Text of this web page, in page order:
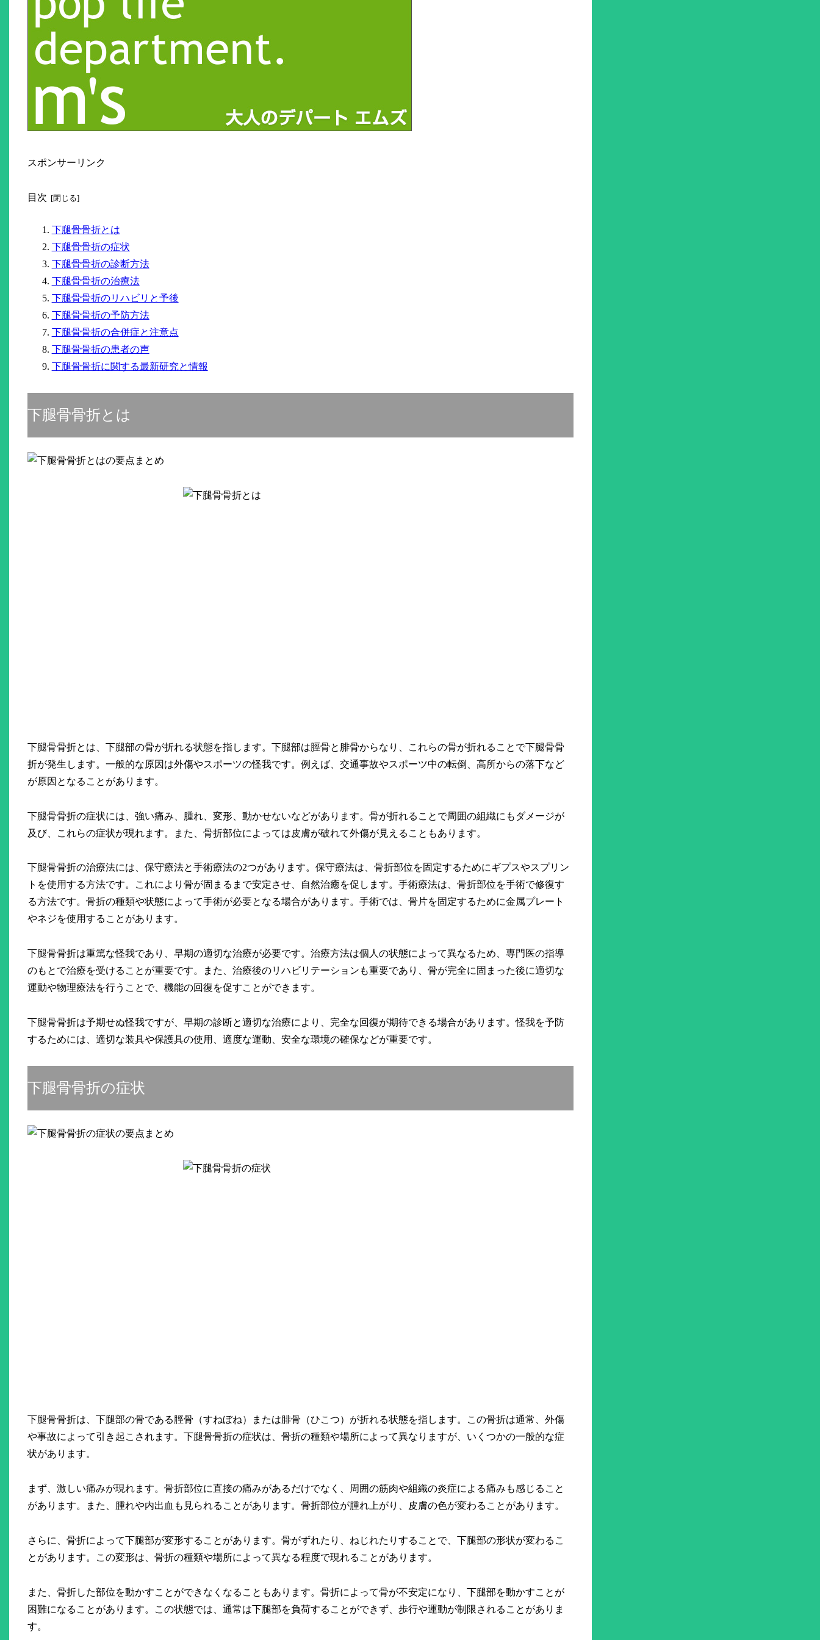
スポンサーリンク
目次
下腿骨骨折とは
下腿骨骨折の症状
下腿骨骨折の診断方法
下腿骨骨折の治療法
下腿骨骨折のリハビリと予後
下腿骨骨折の予防方法
下腿骨骨折の合併症と注意点
下腿骨骨折の患者の声
下腿骨骨折に関する最新研究と情報
下腿骨骨折とは
下腿骨骨折とは、下腿部の骨が折れる状態を指します。下腿部は脛骨と腓骨からなり、これらの骨が折れることで下腿骨骨
折が発生します。一般的な原因は外傷やスポーツの怪我です。例えば、交通事故やスポーツ中の転倒、高所からの落下など
が原因となることがあります。
下腿骨骨折の症状には、強い痛み、腫れ、変形、動かせないなどがあります。骨が折れることで周囲の組織にもダメージが
及び、これらの症状が現れます。また、骨折部位によっては皮膚が破れて外傷が見えることもあります。
下腿骨骨折の治療法には、保守療法と手術療法の2つがあります。保守療法は、骨折部位を固定するためにギプスやスプリン
トを使用する方法です。これにより骨が固まるまで安定させ、自然治癒を促します。手術療法は、骨折部位を手術で修復す
る方法です。骨折の種類や状態によって手術が必要となる場合があります。手術では、骨片を固定するために金属プレート
やネジを使用することがあります。
下腿骨骨折は重篤な怪我であり、早期の適切な治療が必要です。治療方法は個人の状態によって異なるため、専門医の指導
のもとで治療を受けることが重要です。また、治療後のリハビリテーションも重要であり、骨が完全に固まった後に適切な
運動や物理療法を行うことで、機能の回復を促すことができます。
下腿骨骨折は予期せぬ怪我ですが、早期の診断と適切な治療により、完全な回復が期待できる場合があります。怪我を予防
するためには、適切な装具や保護具の使用、適度な運動、安全な環境の確保などが重要です。
下腿骨骨折の症状
下腿骨骨折は、下腿部の骨である脛骨（すねぼね）または腓骨（ひこつ）が折れる状態を指します。この骨折は通常、外傷
や事故によって引き起こされます。下腿骨骨折の症状は、骨折の種類や場所によって異なりますが、いくつかの一般的な症
状があります。
まず、激しい痛みが現れます。骨折部位に直接の痛みがあるだけでなく、周囲の筋肉や組織の炎症による痛みも感じること
があります。また、腫れや内出血も見られることがあります。骨折部位が腫れ上がり、皮膚の色が変わることがあります。
さらに、骨折によって下腿部が変形することがあります。骨がずれたり、ねじれたりすることで、下腿部の形状が変わるこ
とがあります。この変形は、骨折の種類や場所によって異なる程度で現れることがあります。
また、骨折した部位を動かすことができなくなることもあります。骨折によって骨が不安定になり、下腿部を動かすことが
困難になることがあります。この状態では、通常は下腿部を負荷することができず、歩行や運動が制限されることがありま
す。